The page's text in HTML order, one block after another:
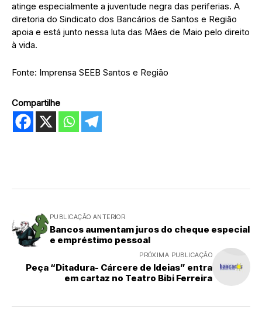
atinge especialmente a juventude negra das periferias. A
diretoria do Sindicato dos Bancários de Santos e Região
apoia e está junto nessa luta das Mães de Maio pelo direito
à vida.
Fonte: Imprensa SEEB Santos e Região
Compartilhe
PUBLICAÇÃO ANTERIOR
Bancos aumentam juros do cheque especial
e empréstimo pessoal
PRÓXIMA PUBLICAÇÃO
Peça “Ditadura- Cárcere de Ideias” entra
em cartaz no Teatro Bibi Ferreira